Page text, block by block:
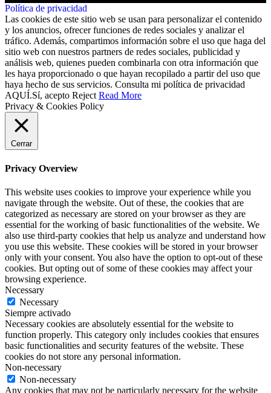
Política de privacidad
Las cookies de este sitio web se usan para personalizar el contenido
y los anuncios, ofrecer funciones de redes sociales y analizar el
tráfico. Además, compartimos información sobre el uso que haga del
sitio web con nuestros partners de redes sociales, publicidad y
análisis web, quienes pueden combinarla con otra información que
les haya proporcionado o que hayan recopilado a partir del uso que
haya hecho de sus servicios. Consulta mi política de privacidad
AQUÍ.Sí, acepto Reject Read More
Privacy & Cookies Policy
Cerrar
Privacy Overview
This website uses cookies to improve your experience while you
navigate through the website. Out of these, the cookies that are
categorized as necessary are stored on your browser as they are
essential for the working of basic functionalities of the website. We
also use third-party cookies that help us analyze and understand how
you use this website. These cookies will be stored in your browser
only with your consent. You also have the option to opt-out of these
cookies. But opting out of some of these cookies may affect your
browsing experience.
Necessary
Necessary
Siempre activado
Necessary cookies are absolutely essential for the website to
function properly. This category only includes cookies that ensures
basic functionalities and security features of the website. These
cookies do not store any personal information.
Non-necessary
Non-necessary
Any cookies that may not be particularly necessary for the website